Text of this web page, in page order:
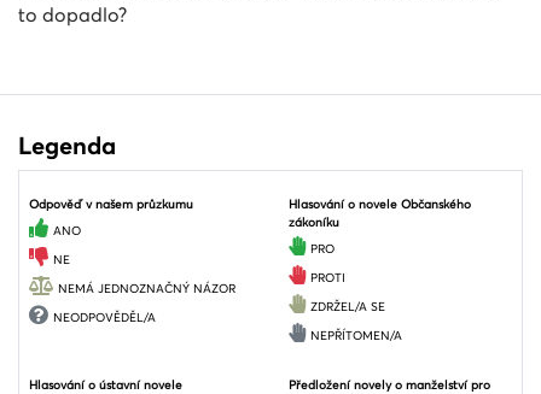
to dopadlo?
Legenda
Odpověď v našem průzkumu
ANO
NE
NEMÁ JEDNOZNAČNÝ NÁZOR
NEODPOVĚDĚL/A
Hlasování o novele Občanského
zákoníku
PRO
PROTI
ZDRŽEL/A SE
NEPŘÍTOMEN/A
Hlasování o ústavní novele
Předložení novely o manželství pro